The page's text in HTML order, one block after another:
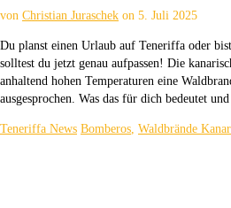
von Christian Juraschek on 5. Juli 2025
Du planst einen Urlaub auf Teneriffa oder
solltest du jetzt genau aufpassen! Die
anhaltend hohen Temperaturen eine
ausgesprochen. Was das für dich bedeutet
Teneriffa News Bomberos, Waldbrände